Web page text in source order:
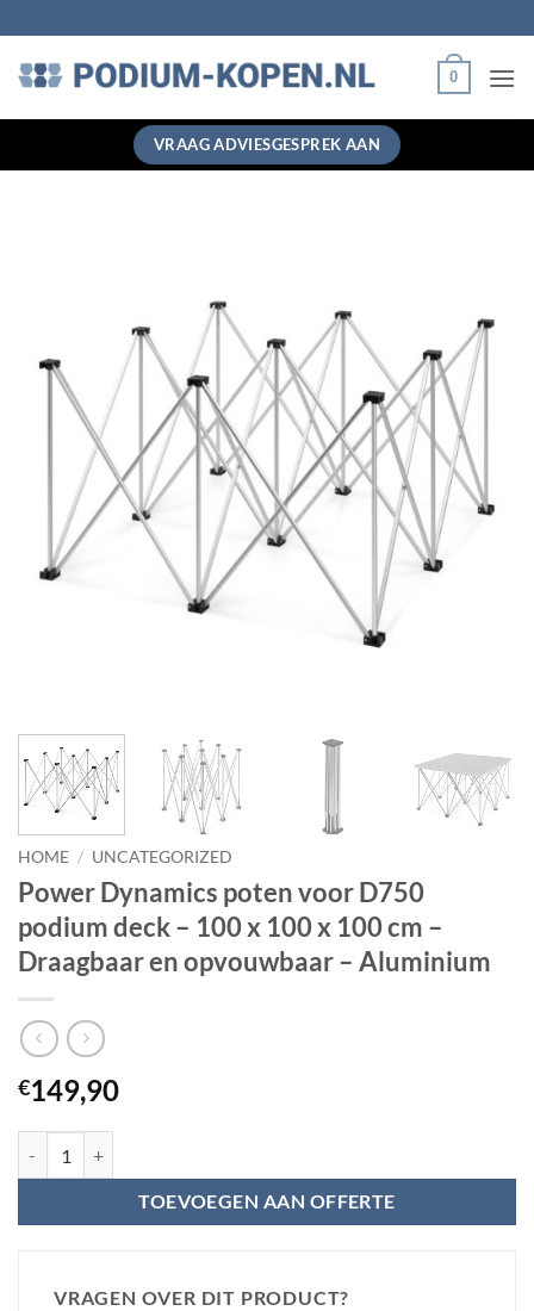
naar
inhoud
0
VRAAG ADVIESGESPREK AAN
HOME / UNCATEGORIZED
Power Dynamics poten voor D750
podium deck – 100 x 100 x 100 cm –
Draagbaar en opvouwbaar – Aluminium
€149,90
TOEVOEGEN AAN OFFERTE
VRAGEN OVER DIT PRODUCT?